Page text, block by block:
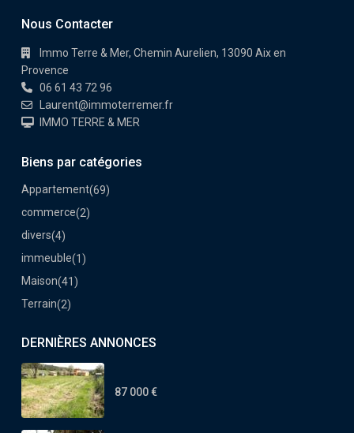
Nous Contacter
Immo Terre & Mer, Chemin Aurelien, 13090 Aix en
Provence
06 61 43 72 96
Laurent@immoterremer.fr
IMMO TERRE & MER
Biens par catégories
Appartement(69)
commerce(2)
divers(4)
immeuble(1)
Maison(41)
Terrain(2)
DERNIÈRES ANNONCES
87 000 €